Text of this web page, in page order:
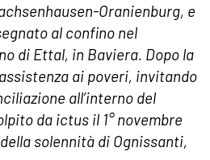
Oranienburg, e
al confino nel
di Ettal, in Baviera. Dopo la
ai poveri, invitando
all’interno del
da ictus il 1° novembre
solennità di Ognissanti,